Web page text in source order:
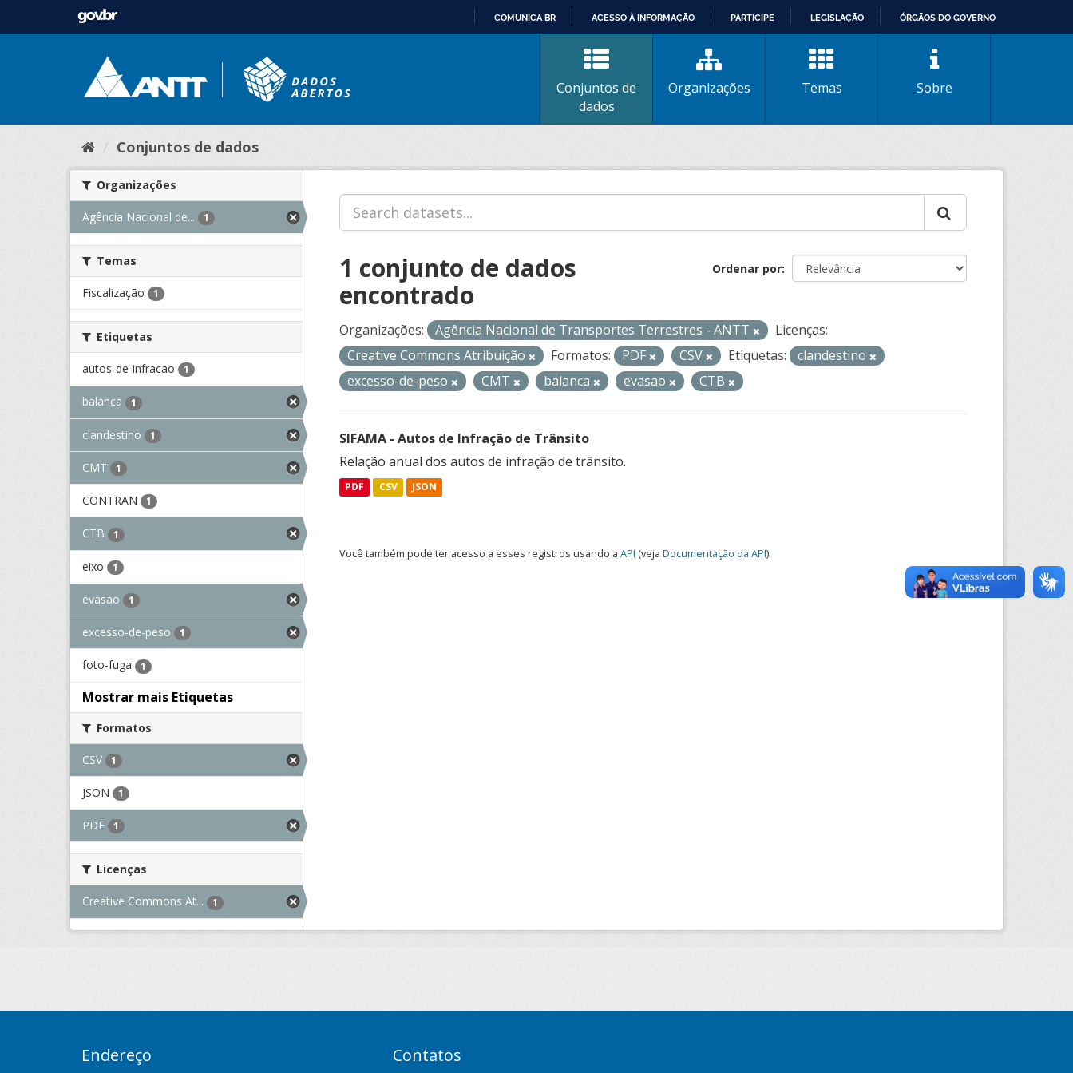
CONTEÚDO
COMUNICA BR ACESSO À INFORMAÇÃO PARTICIPE LEGISLAÇÃO ÓRGÃOS DO GOVERNO
Conjuntos de
dados
Organizações Temas Sobre
Conjuntos de dados
Organizações
Agência Nacional de... 1
Temas
Fiscalização 1
Etiquetas
autos-de-infracao 1
balanca 1
clandestino 1
CMT 1
CONTRAN 1
CTB 1
eixo 1
evasao 1
excesso-de-peso 1
foto-fuga 1
Mostrar mais Etiquetas
Formatos
CSV 1
JSON 1
PDF 1
Licenças
Creative Commons At... 1
Ordenar por
1 conjunto de dados
encontrado
Organizações: Agência Nacional de Transportes Terrestres - ANTT
Licenças:
Creative Commons Atribuição
Formatos: PDF CSV Etiquetas:
clandestino
excesso-de-peso
CMT balanca evasao CTB
SIFAMA - Autos de Infração de Trânsito
Relação anual dos autos de infração de trânsito.
PDF CSV JSON
Você também pode ter acesso a esses registros usando a API (veja Documentação da API).
Endereço Contatos